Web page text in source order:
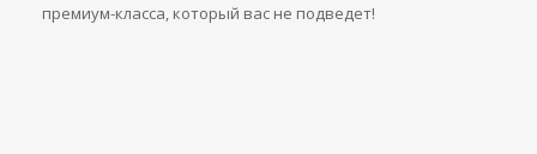
премиум-класса, который вас не подведет!